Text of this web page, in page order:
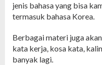
jenis bahasa yang bisa
termasuk bahasa Korea.
Berbagai materi juga
kata kerja, kosa kata,
banyak lagi.